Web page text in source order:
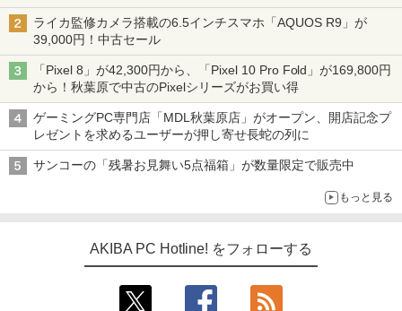
ライカ監修カメラ搭載の6.5インチスマホ「AQUOS R9」が
39,000円！中古セール
「Pixel 8」が42,300円から、「Pixel 10 Pro Fold」が169,800円
から！秋葉原で中古のPixelシリーズがお買い得
ゲーミングPC専門店「MDL秋葉原店」がオープン、開店記念プ
レゼントを求めるユーザーが押し寄せ長蛇の列に
サンコーの「残暑お見舞い5点福箱」が数量限定で販売中
もっと見る
AKIBA PC Hotline! をフォローする